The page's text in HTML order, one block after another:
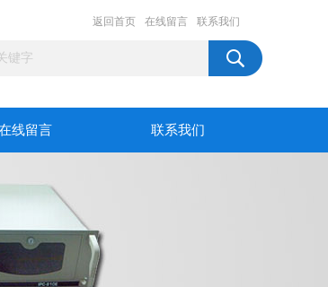
返回首页 在线留言 联系我们
线留言 联系我们